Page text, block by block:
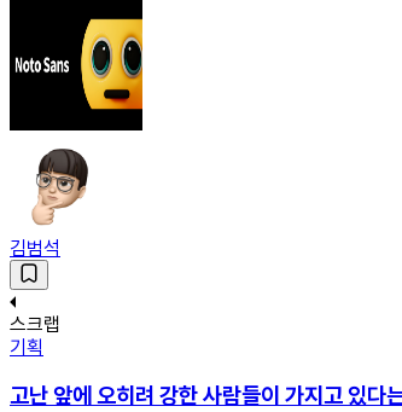
김범석
스크랩
기획
고난 앞에 오히려 강한 사람들이 가지고 있다